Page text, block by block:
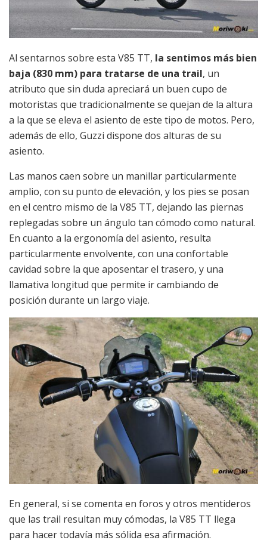
Al sentarnos sobre esta V85 TT, la sentimos más bien
baja (830 mm) para tratarse de una trail, un
atributo que sin duda apreciará un buen cupo de
motoristas que tradicionalmente se quejan de la altura
a la que se eleva el asiento de este tipo de motos. Pero,
además de ello, Guzzi dispone dos alturas de su
asiento.
Las manos caen sobre un manillar particularmente
amplio, con su punto de elevación, y los pies se posan
en el centro mismo de la V85 TT, dejando las piernas
replegadas sobre un ángulo tan cómodo como natural.
En cuanto a la ergonomía del asiento, resulta
particularmente envolvente, con una confortable
cavidad sobre la que aposentar el trasero, y una
llamativa longitud que permite ir cambiando de
posición durante un largo viaje.
En general, si se comenta en foros y otros mentideros
que las trail resultan muy cómodas, la V85 TT llega
para hacer todavía más sólida esa afirmación.